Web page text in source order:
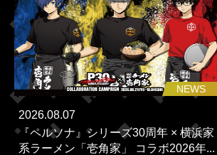
NEWS
2026.08.07
『ペルソナ』シリーズ30周年 × 横浜家
系ラーメン「壱角家」 コラボ2026年...